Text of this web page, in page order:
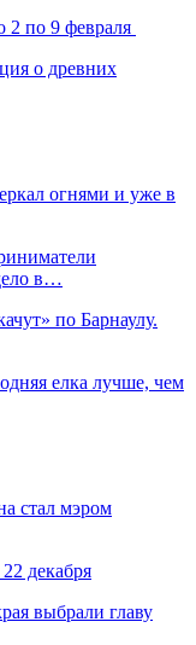
2 по 9 февраля
о древних
огнями и уже в
в…
по Барнаулу.
елка лучше, чем
стал мэром
декабря
выбрали главу